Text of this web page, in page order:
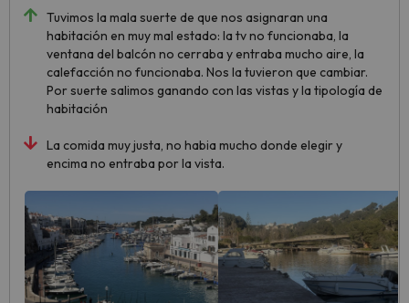
Tuvimos la mala suerte de que nos asignaran una
habitación en muy mal estado: la tv no funcionaba, la
ventana del balcón no cerraba y entraba mucho aire, la
calefacción no funcionaba. Nos la tuvieron que cambiar.
Por suerte salimos ganando con las vistas y la tipología de
habitación
La comida muy justa, no habia mucho donde elegir y
encima no entraba por la vista.